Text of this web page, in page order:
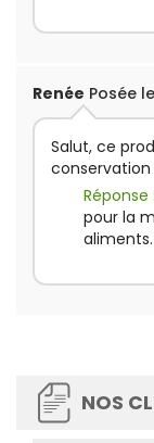
Renée Posée
Salut, ce
Réponse :
pour la
NOS